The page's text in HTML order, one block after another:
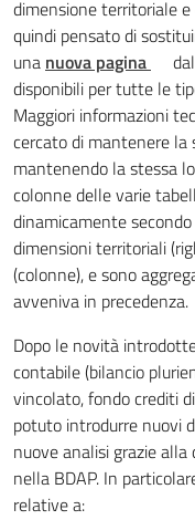
dimensione territoriale
quindi pensato di
una nuova pagina
disponibili per tutte le
Maggiori informazioni
cercato di mantenere
mantenendo la stessa
colonne delle varie
dinamicamente
dimensioni territoriali
(colonne), e sono
avveniva in precedenza.
Dopo le novità
contabile (bilancio
vincolato, fondo crediti
potuto introdurre nuovi
nuove analisi grazie
nella BDAP. In
relative a: